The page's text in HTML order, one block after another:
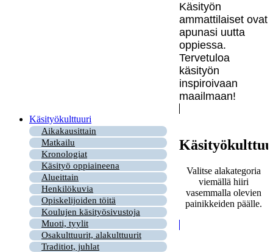
Käsityön
ammattilaiset ovat
apunasi uutta
oppiessa.
Tervetuloa
käsityön
inspiroivaan
maailmaan!
Käsityökulttuuri
Aikakausittain
Matkailu
Kronologiat
Käsityö oppiaineena
Alueittain
Henkilökuvia
Opiskelijoiden töitä
Koulujen käsityösivustoja
Muoti, tyylit
Osakulttuurit, alakulttuurit
Traditiot, juhlat
Valitse alakategoria
viemällä hiiri
vasemmalla olevien
painikkeiden päälle.